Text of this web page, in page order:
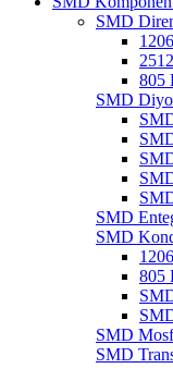
SMD
805
SMD
SMD
SMD
805
SMD
SMD